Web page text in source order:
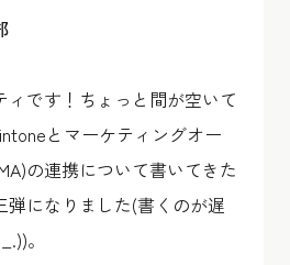
ィです！ちょっと間が空いて
とマーケティングオー
の連携について書いてきた
弾になりました(書くのが遅
。